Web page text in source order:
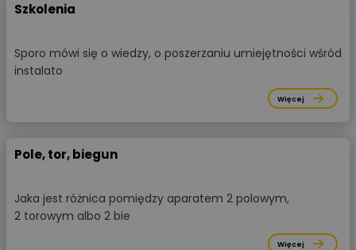
Szkolenia
Sporo mówi się o wiedzy, o poszerzaniu umiejętności wśród
instalato
Więcej
Pole, tor, biegun
Jaka jest różnica pomiędzy aparatem 2 polowym,
2 torowym albo 2 bie
Więcej